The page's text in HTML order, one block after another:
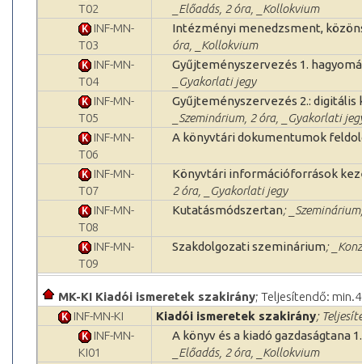
T02
_Előadás, 2 óra, _Kollokvium
INF-MN-
T03
Intézményi menedzsment,
óra, _Kollokvium
INF-MN-
T04
Gyűjteményszervezés 1.
_Gyakorlati jegy
INF-MN-
T05
Gyűjteményszervezés 2.:
_Szeminárium, 2 óra, _Gyakorlati
INF-MN-
T06
A könyvtári dokumentumok
INF-MN-
T07
Könyvtári információforrások
2 óra, _Gyakorlati jegy
INF-MN-
T08
Kutatásmódszertan;
INF-MN-
T09
Szakdolgozati szeminárium;
MK-KI Kiadói ismeretek szakirány; Teljesítendő:
INF-MN-KI
Kiadói ismeretek szakirány;
INF-MN-
KI01
A könyv és a kiadó
_Előadás, 2 óra, _Kollokvium